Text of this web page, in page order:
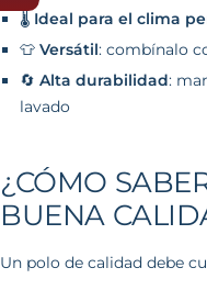
🌡️ Ideal para el clima
👕 Versátil: combínalo
🔄 Alta durabilidad:
lavado
¿CÓMO
BUENA
Un polo de calidad debe